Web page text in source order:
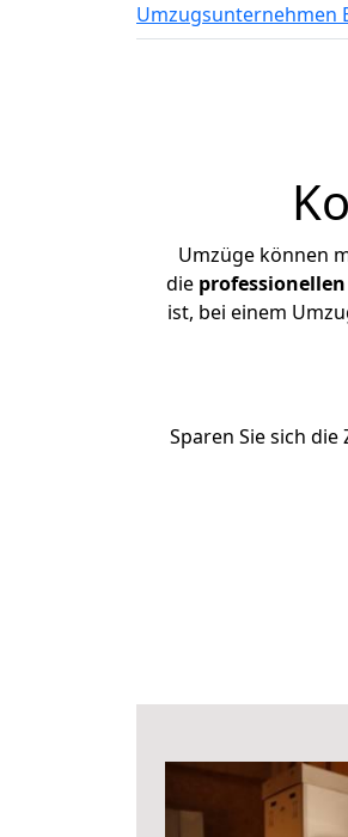
Umzugsunternehmen
Umzüge können
die
ist, bei einem
Sparen Sie sich